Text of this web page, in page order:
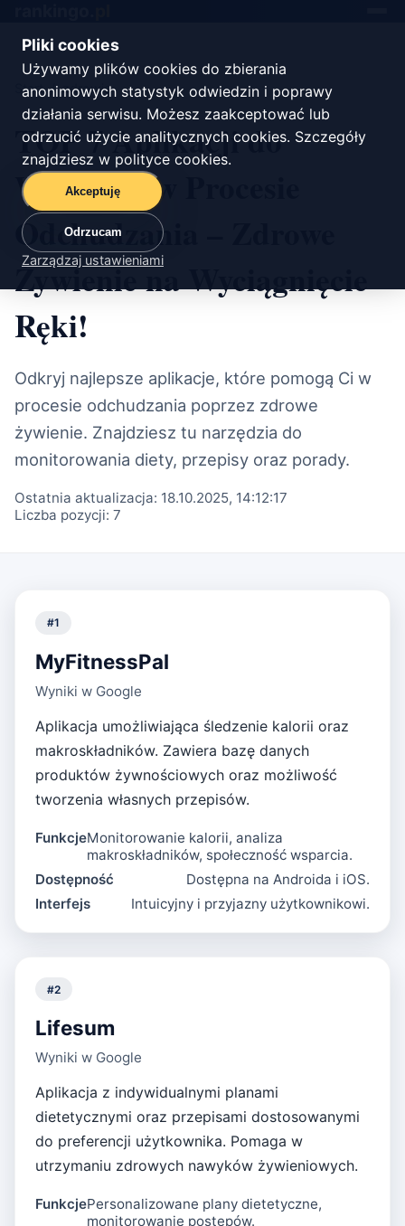
Pliki cookies
Używamy plików cookies do zbierania
anonimowych statystyk odwiedzin i poprawy
działania serwisu. Możesz zaakceptować lub
odrzucić użycie analitycznych cookies. Szczegóły
znajdziesz w polityce cookies.
Akceptuję
Odrzucam
Zarządzaj ustawieniami
Start/zdrowie
TOP 7 Aplikacji do
Wsparcia w Procesie
Odchudzania – Zdrowe
Żywienie na Wyciągnięcie
Ręki!
Odkryj najlepsze aplikacje, które pomogą Ci w
procesie odchudzania poprzez zdrowe
żywienie. Znajdziesz tu narzędzia do
monitorowania diety, przepisy oraz porady.
Ostatnia aktualizacja: 18.10.2025, 14:12:17
Liczba pozycji: 7
#1
MyFitnessPal
Wyniki w Google
Aplikacja umożliwiająca śledzenie kalorii oraz
makroskładników. Zawiera bazę danych
produktów żywnościowych oraz możliwość
tworzenia własnych przepisów.
FunkcjeMonitorowanie kalorii, analiza
makroskładników, społeczność wsparcia.
Dostępność
Dostępna na Androida i iOS.
Interfejs
Intuicyjny i przyjazny użytkownikowi.
#2
Lifesum
Wyniki w Google
Aplikacja z indywidualnymi planami
dietetycznymi oraz przepisami dostosowanymi
do preferencji użytkownika. Pomaga w
utrzymaniu zdrowych nawyków żywieniowych.
FunkcjePersonalizowane plany dietetyczne,
monitorowanie postępów.